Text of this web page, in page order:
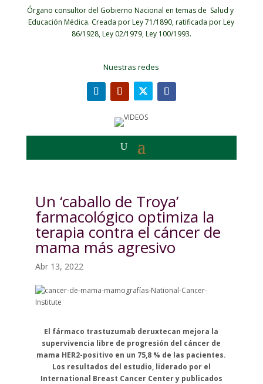
Órgano consultor del Gobierno Nacional en temas de Salud y
Educación Médica. Creada por Ley 71/1890, ratificada por Ley
86/1928, Ley 02/1979, Ley 100/1993.
Nuestras redes
Un ‘caballo de Troya’
farmacológico optimiza la
terapia contra el cáncer de
mama más agresivo
Abr 13, 2022
El fármaco trastuzumab deruxtecan mejora la
supervivencia libre de progresión del cáncer de
mama HER2-positivo en un 75,8 % de las pacientes.
Los resultados del estudio, liderado por el
International Breast Cancer Center y publicados